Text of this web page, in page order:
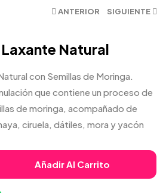
ANTERIOR SIGUIENTE
Natural
con Semillas de Moringa.
que contiene un proceso de
de moringa, acompañado de
ciruela, dátiles, mora y yacón
Añadir Al Carrito